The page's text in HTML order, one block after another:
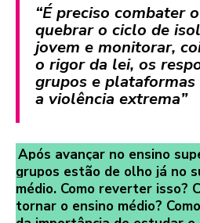
“É preciso combater
quebrar o ciclo de
jovem e monitorar,
o rigor da lei, os
grupos e
a violência extrema”
Após avançar no ensino
grupos estão de olho já no
médio. Como reverter isso?
tornar o ensino médio?